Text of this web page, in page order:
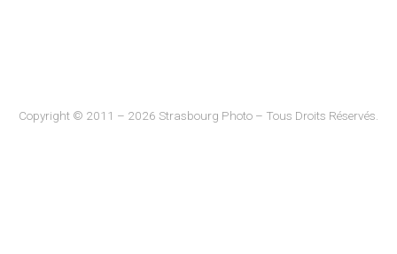
Copyright © 2011 – 2026 Strasbourg Photo – Tous Droits Réservés.